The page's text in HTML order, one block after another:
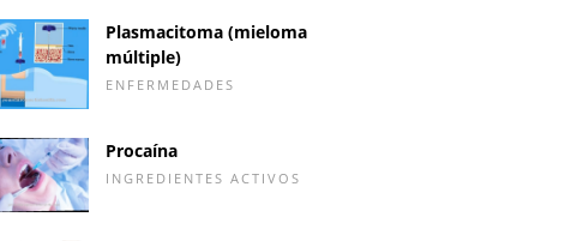
Plasmacitoma (mieloma
múltiple)
ENFERMEDADES
Procaína
INGREDIENTES ACTIVOS